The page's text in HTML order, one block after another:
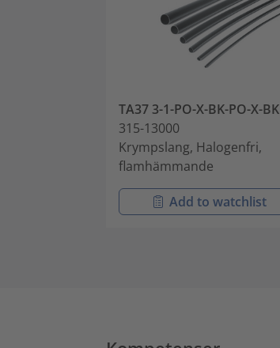
TA37 3-1-PO-X-BK-PO-X-BK
315-13000
Krympslang, Halogenfri,
flamhämmande
Add to watchlist